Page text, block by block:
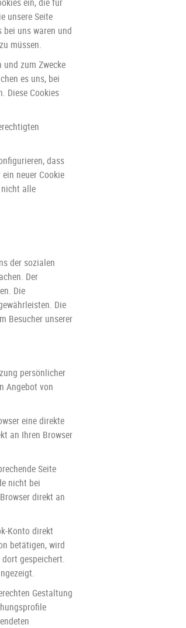
ein, die für
unsere Seite
bei uns waren und
müssen.
zum Zwecke
es uns, bei
Diese Cookies
dass
neuer Cookie
alle
der sozialen
Der
Die
Die
Besucher unserer
persönlicher
Angebot von
eine direkte
an Ihren Browser
Seite
nicht bei
direkt an
Konto direkt
betätigen, wird
gespeichert.
Gestaltung